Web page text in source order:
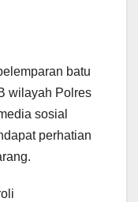
batu
wilayah Polres
sosial
perhatian